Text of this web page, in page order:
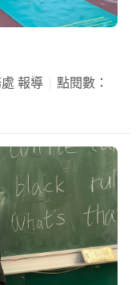
報導
點閱數：